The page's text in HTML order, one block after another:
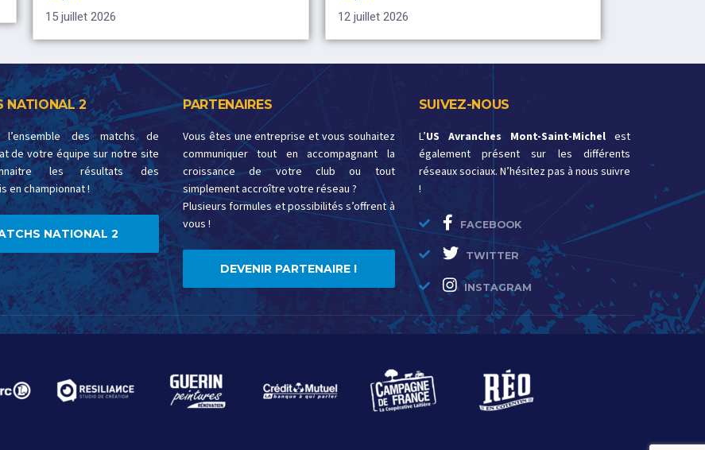
15 juillet 2026 12 juillet 2026
NATIONAL 2
l’ensemble des matchs de
de votre équipe sur notre site
les résultats des
en championnat !
NATIONAL 2
PARTENAIRES
Vous êtes une entreprise et vous souhaitez
communiquer tout en accompagnant la
croissance de votre club ou tout
simplement accroître votre réseau ?
Plusieurs formules et possibilités s’offrent à
vous !
DEVENIR PARTENAIRE !
SUIVEZ-NOUS
L’US Avranches Mont-Saint-Michelest
également présent sur les différents
réseaux sociaux. N’hésitez pas à nous suivre
!
FACEBOOK
TWITTER
INSTAGRAM